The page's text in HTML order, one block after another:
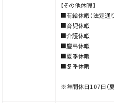
【その他休暇】
■有給休暇（法定通
■育児休暇
■介護休暇
■慶弔休暇
■夏季休暇
■冬季休暇
※年間休日107日（